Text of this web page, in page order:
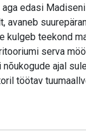
aga edasi
avaneb
kulgeb teekond
serva
ajal
töötav